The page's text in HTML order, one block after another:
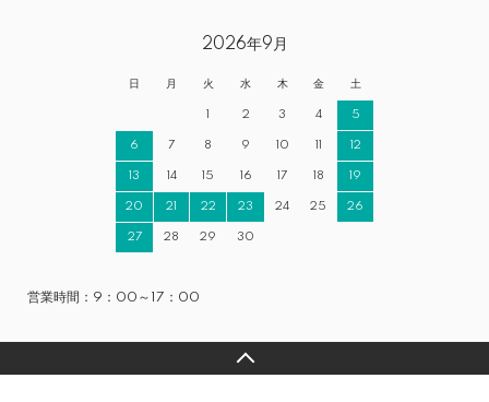
2026年9月
日 月 火 水 木 金 土
1 2 3 4 5
6 7 8 9 10 11 12
13 14 15 16 17 18 19
20 21 22 23 24 25 26
27 28 29 30
営業時間：9：00～17：00